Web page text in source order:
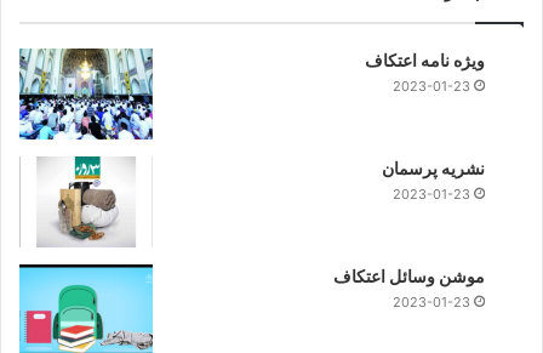
ویژه نامه اعتکاف
2023-01-23
نشریه پرسمان
2023-01-23
موشن وسائل اعتکاف
2023-01-23